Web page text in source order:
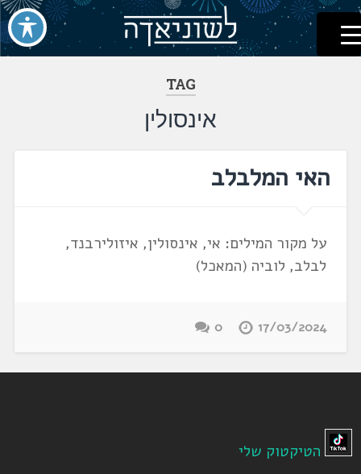
דלג
לתוכן
לשוניאדה
עברית. לשון. שפה
TAG
אינסולין
האי המלבלב
על מקור המילים: אי, אינסולין, איזולירבנד,
לבלב, לוביה (המאכל)
17/03/2024
0
הטיקטוק שלי